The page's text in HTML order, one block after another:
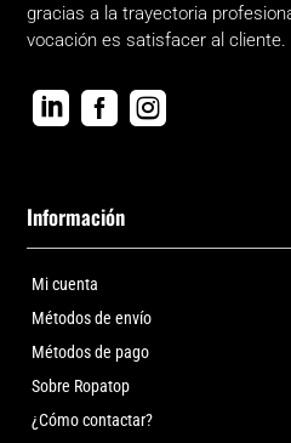
gracias a la trayectoria
vocación es satisfacer al cliente.
  
Información
Mi cuenta
Métodos de envío
Métodos de pago
Sobre Ropatop
¿Cómo contactar?